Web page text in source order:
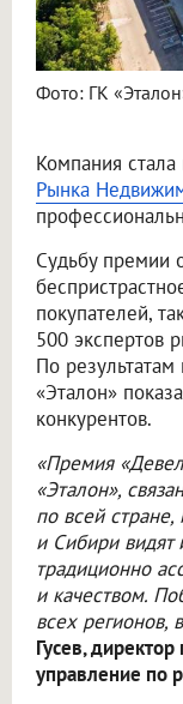
Фото: ГК
Компания
Рынка
Судьбу премии
покупателей,
500 экспертов
По
«Эталон»
конкурентов.
«Премия
«Эталон»,
по всей
и Сибири видят
традиционно
и качеством.
всех регионов,
Гусев,
управление по